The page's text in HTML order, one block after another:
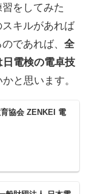
をしてみた
キルがあれば
であれば、 全
電検の電卓技
と思います。
協会 ZENKEI 電